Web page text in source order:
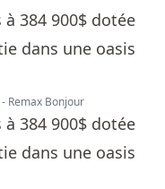
Remax Bonjour